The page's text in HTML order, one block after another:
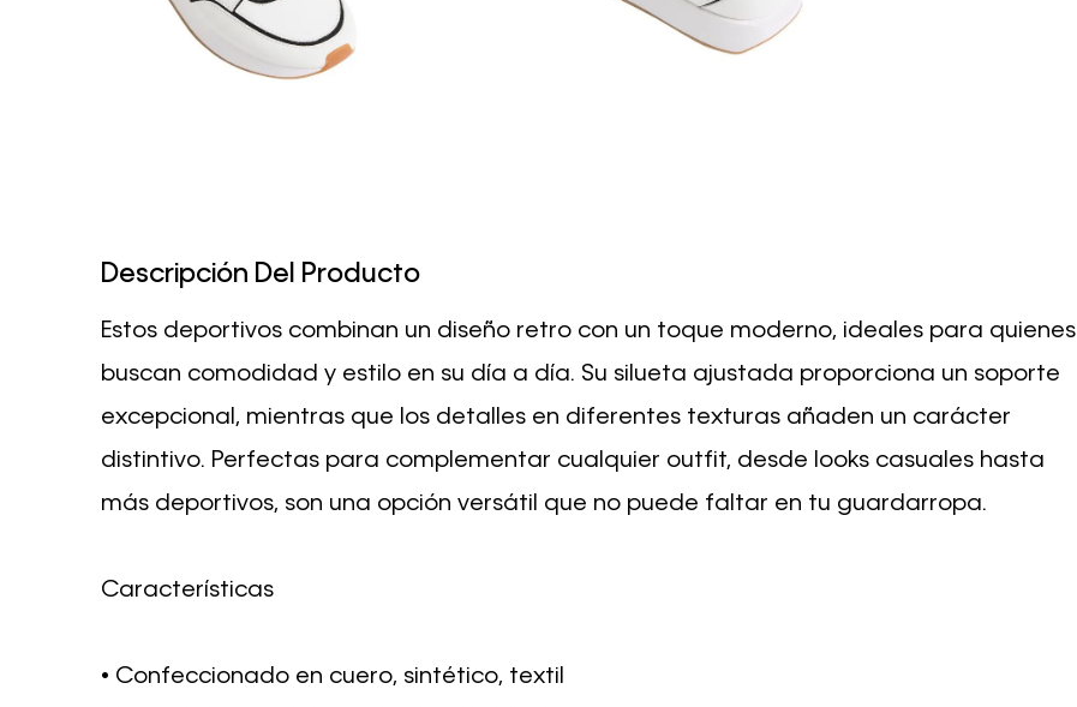
Descripción Del Producto
Estos deportivos combinan un diseño retro con un toque moderno, ideales para quienes
buscan comodidad y estilo en su día a día. Su silueta ajustada proporciona un soporte
excepcional, mientras que los detalles en diferentes texturas añaden un carácter
distintivo. Perfectas para complementar cualquier outfit, desde looks casuales hasta
más deportivos, son una opción versátil que no puede faltar en tu guardarropa.
Características
• Confeccionado en cuero, sintético, textil